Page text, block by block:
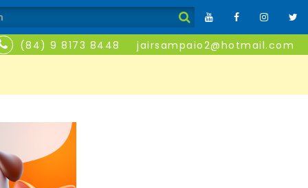
(84) 9 8173 8448 jairsampaio2@hotmail.com